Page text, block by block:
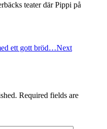
teater där Pippi på
ett gott bröd…Next
Required fields are